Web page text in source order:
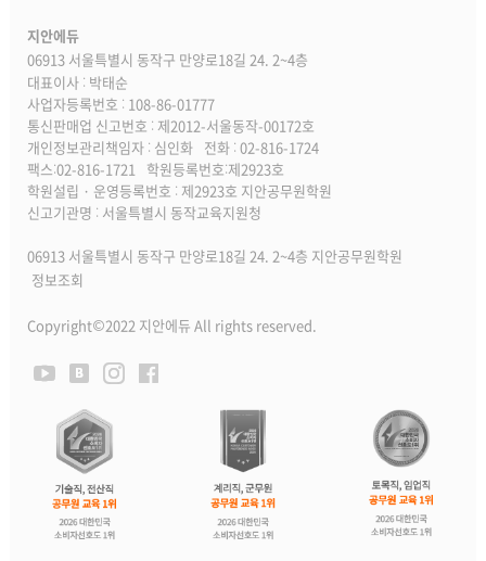
지안에듀
06913 서울특별시 동작구 만양로18길 24. 2~4층
대표이사 : 박태순
사업자등록번호 : 108-86-01777
통신판매업 신고번호 : 제2012-서울동작-00172호
개인정보관리책임자 : 심인화 전화 : 02-816-1724
팩스:02-816-1721
학원등록번호:제2923호
학원설립 · 운영등록번호 : 제2923호 지안공무원학원
신고기관명 : 서울특별시 동작교육지원청
06913 서울특별시 동작구 만양로18길 24. 2~4층 지안공무원학원
정보조회
Copyright©2022 지안에듀 All rights reserved.